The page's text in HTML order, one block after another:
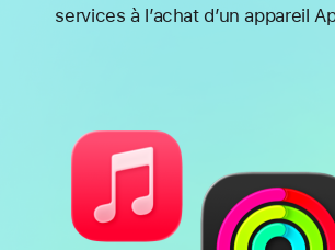
services à l’achat d’un appareil